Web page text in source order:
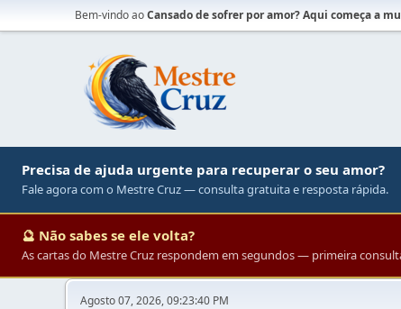
Bem-vindo aoCansado de sofrer por amor? Aqui começa a
Precisa de ajuda urgente para recuperar o seu amor?
Fale agora com o Mestre Cruz — consulta gratuita e resposta rápida.
🔮 Não sabes se ele volta?
As cartas do Mestre Cruz respondem em segundos — primeira
Agosto 07, 2026, 09:23:40 PM